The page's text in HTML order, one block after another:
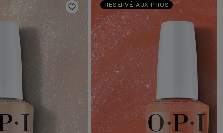
Ajouter aux favoris
RÉSERVÉ AUX PROS